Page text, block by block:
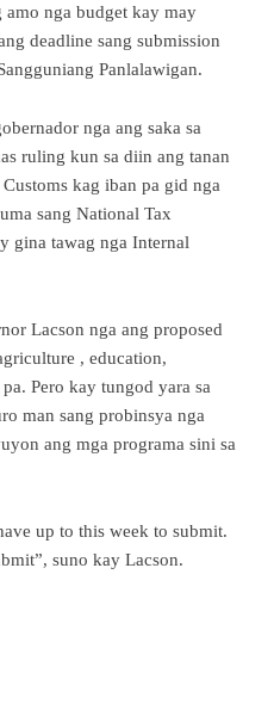
amo nga budget kay may
deadline sang submission
Panlalawigan.
nga ang saka sa
ruling kun sa diin ang tanan
kag iban pa gid nga
sang National Tax
gina tawag nga Internal
Lacson nga ang proposed
, education,
Pero kay tungod yara sa
man sang probinsya nga
ang mga programa sini sa
up to this week to submit.
suno kay Lacson.